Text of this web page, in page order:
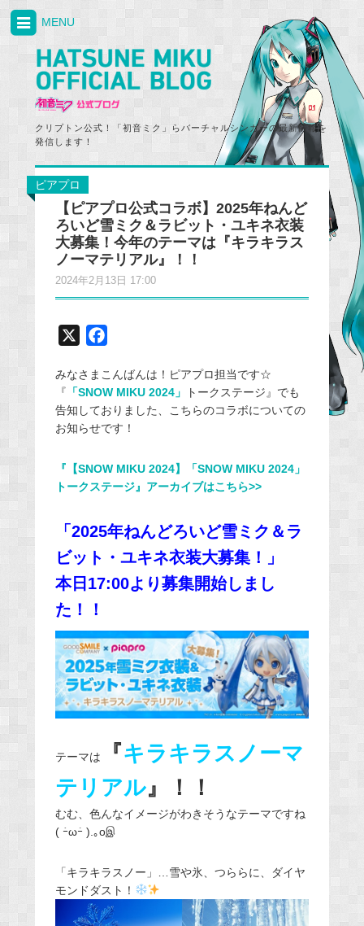
クリプトン公式！「初音ミク」らバーチャルシンガーの最新情報を
発信します！
MENU
ピアプロ
【ピアプロ公式コラボ】2025年ねんど
ろいど雪ミク＆ラビット・ユキネ衣装
大募集！今年のテーマは『キラキラス
ノーマテリアル』！！
2024年2月13日 17:00
c
e
b
o
k
みなさまこんばんは！ピアプロ担当です☆
『 「SNOW MIKU 2024」
トークステージ』でも
告知しておりました、こちらのコラボについての
お知らせです！
『【SNOW MIKU 2024】「SNOW MIKU 2024」
トークステージ』アーカイブはこちら>>
「2025年ねんどろいど雪ミク＆ラ
ビット・ユキネ衣装大募集！」
本日17:00より募集開始しまし
た！！
テーマは 『キラキラスノーマ
テリアル』！！
むむ、色んなイメージがわきそうなテーマですね
( ｰ̀ωｰ́ ).｡oஇ
「キラキラスノー」…雪や氷、つららに、ダイヤ
モンドダスト！